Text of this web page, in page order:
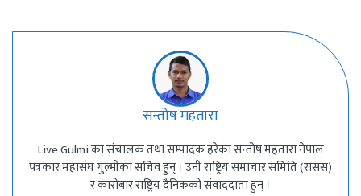
सन्तोष महतारा
Live Gulmi का संचालक तथा सम्पादक हरेका सन्तोष महतारा नेपाल
पत्रकार महासंघ गुल्मीका सचिव हुन् । उनी राष्ट्रिय समाचार समिति (रासस)
र कारोबार राष्ट्रिय दैनिकको संवाददाता हुन् ।